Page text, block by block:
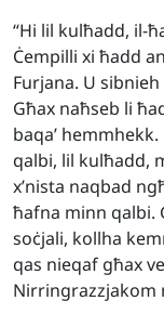
“Hi lil kulħadd, il-
Ċempilli xi ħadd
Furjana. U
Għax naħseb li
baqa’
qalbi, lil kulħadd,
x’nista naqbad
ħafna minn qalbi.
soċjali, kollha
qas nieqaf għax
Nirringrazzjakom